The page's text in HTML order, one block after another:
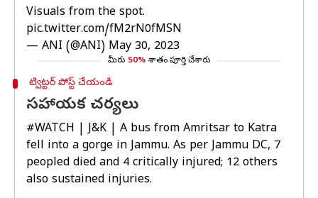
Visuals from the spot.
pic.twitter.com/fM2rN0fMSN
— ANI (@ANI) May 30, 2023
మీరు 50% శాతం పూర్తి చేశారు
ట్విట్టర్ పోస్ట్ చేయండి
సహాయక చర్యలు
#WATCH | J&K | A bus from Amritsar to Katra
fell into a gorge in Jammu. As per Jammu DC, 7
peopled died and 4 critically injured; 12 others
also sustained injuries.